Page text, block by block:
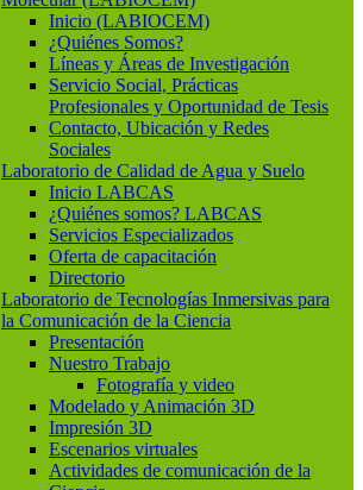
Inicio (LABIOCEM)
¿Quiénes Somos?
Líneas y Áreas de Investigación
Servicio Social, Prácticas
Profesionales y Oportunidad de Tesis
Contacto, Ubicación y Redes
Sociales
Laboratorio de Calidad de Agua y Suelo
Inicio LABCAS
¿Quiénes somos? LABCAS
Servicios Especializados
Oferta de capacitación
Directorio
Laboratorio de Tecnologías Inmersivas para
la Comunicación de la Ciencia
Presentación
Nuestro Trabajo
Fotografía y video
Modelado y Animación 3D
Impresión 3D
Escenarios virtuales
Actividades de comunicación de la